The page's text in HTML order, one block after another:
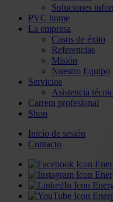
Soluciones
PVC home
La empresa
Casos de éxito
Referencias
Misión
Nuestro Equipo
Servicios
Asistencia
Carrera profesional
Shop
Inicio de sesión
Contacto